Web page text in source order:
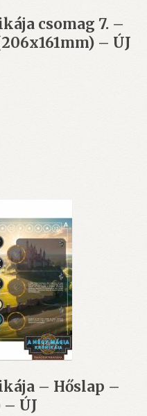
csomag 7. –
– ÚJ
– Hőslap –
ÚJ